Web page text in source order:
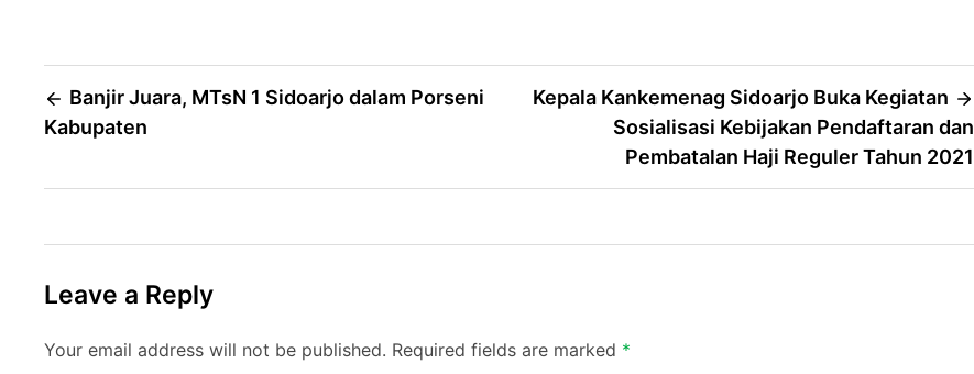
Post
navigation
Banjir Juara, MTsN 1 Sidoarjo dalam Porseni
Kabupaten
Kepala Kankemenag Sidoarjo Buka Kegiatan
Sosialisasi Kebijakan Pendaftaran dan
Pembatalan Haji Reguler Tahun 2021
Leave a Reply
Your email address will not be published. Required fields are marked *